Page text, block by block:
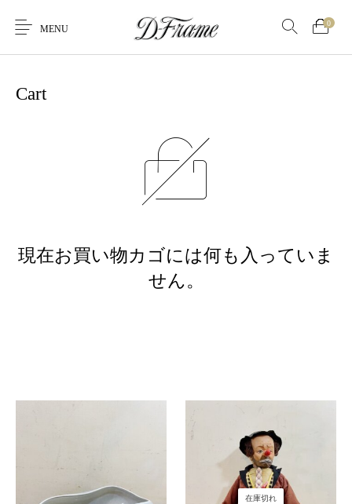
MENU
0
Cart
現在お買い物カゴには何も入っていま
せん。
在庫切れ